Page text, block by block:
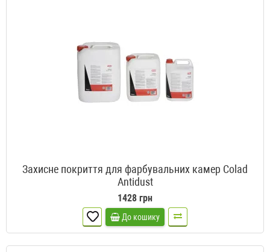
Захисне покриття для фарбувальних камер Colad
Antidust
1428 грн
До кошику